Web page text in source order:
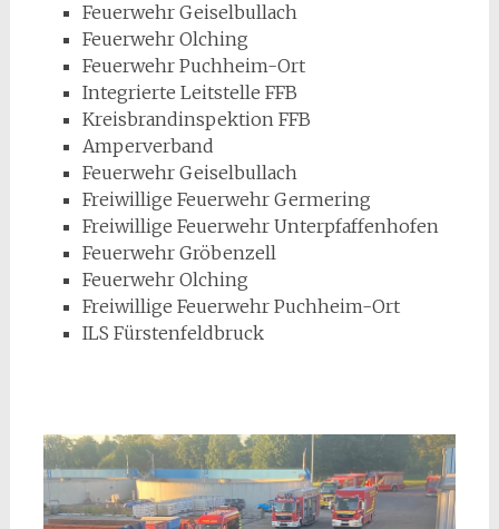
Feuerwehr Geiselbullach
Feuerwehr Olching
Feuerwehr Puchheim-Ort
Integrierte Leitstelle FFB
Kreisbrandinspektion FFB
Amperverband
Feuerwehr Geiselbullach
Freiwillige Feuerwehr Germering
Freiwillige Feuerwehr Unterpfaffenhofen
Feuerwehr Gröbenzell
Feuerwehr Olching
Freiwillige Feuerwehr Puchheim-Ort
ILS Fürstenfeldbruck